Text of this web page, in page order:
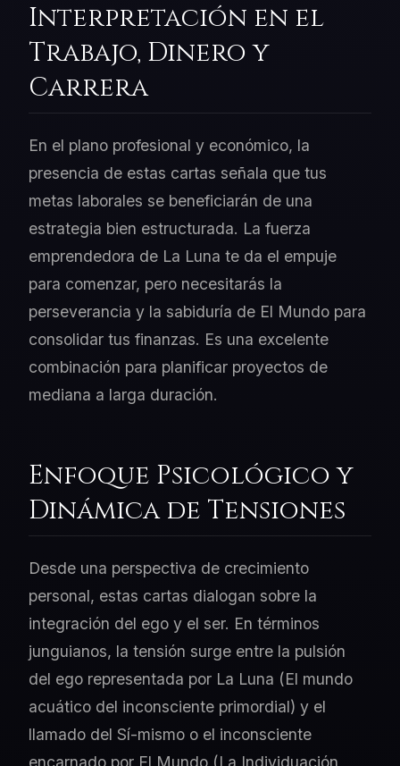
Interpretación en el
Trabajo, Dinero y
Carrera
En el plano profesional y económico, la
presencia de estas cartas señala que tus
metas laborales se beneficiarán de una
estrategia bien estructurada. La fuerza
emprendedora de La Luna te da el empuje
para comenzar, pero necesitarás la
perseverancia y la sabiduría de El Mundo para
consolidar tus finanzas. Es una excelente
combinación para planificar proyectos de
mediana a larga duración.
Enfoque Psicológico y
Dinámica de Tensiones
Desde una perspectiva de crecimiento
personal, estas cartas dialogan sobre la
integración del ego y el ser. En términos
junguianos, la tensión surge entre la pulsión
del ego representada por La Luna (El mundo
acuático del inconsciente primordial) y el
llamado del Sí-mismo o el inconsciente